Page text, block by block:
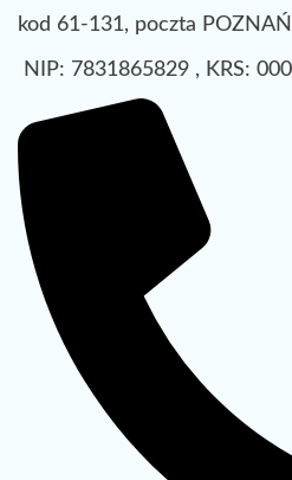
kod 61-131, poczta
NIP: 7831865829 , KRS: